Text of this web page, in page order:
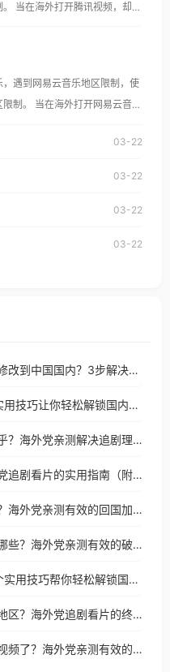
突
出现地区及版权限制问题，且
的朋友们，
即可解决「海外用户收听腾讯
澳大利亚、欧洲等国家和地区
遇到网易云音乐地区限制，使
开网易云音
、欧洲等国家和地区时，网易
区播放。 遇到这个问题
版权限制」的问题，无论人在
03-22
03-22
03-22
03-22
在德国用爱奇艺怎么把定位修改到中国国内？3步解决+2个实用场景分享
国外能看爱奇艺么嘛？3个实用技巧让你轻松解锁国内影视（附越南华数TV定位修改+网易云海外收费解析）
爱奇艺会员有地域限制吗知乎？海外党亲测解决追剧理财双难题的加速器攻略
国外能看爱奇艺么吗？海外党追剧看片的实用指南（附避坑技巧）
爱奇艺视频版权受限怎么办？海外党亲测有效的回国加速器选择指南
爱奇艺地域限制解决方法有哪些？海外党亲测有效的破界指南
在国外看爱奇艺总卡顿？3个实用技巧帮你轻松解锁国内影音与生活服务
爱奇艺提示处于非中国大陆地区？海外党追剧看片的终极解决方案来了
爱奇艺为什么在国外不能看视频了？海外党亲测有效的回国加速方案来了